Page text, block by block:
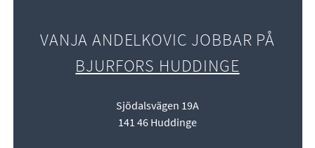
VANJA ANDELKOVIC JOBBAR PÅ
BJURFORS HUDDINGE
Sjödalsvägen 19A
141 46 Huddinge